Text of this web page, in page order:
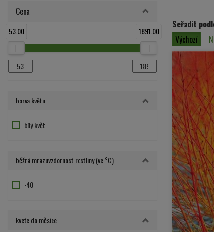
Cena
53.00 1891.00
barva květu
bílý květ
běžná mrazuvzdornost rostliny (ve °C)
-40
kvete do měsíce
Seřadit
Výchozí